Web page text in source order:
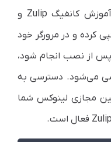
این لینک دروازه شما برای انجام آموزش کانفیگ Zulip و
کرده و در مرورگر خود
پس از نصب انجام شود،
می‌شود. دسترسی به
مجازی لینوکس شما